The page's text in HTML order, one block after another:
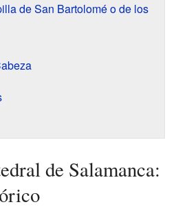
de San Bartolomé o de los
de Salamanca: